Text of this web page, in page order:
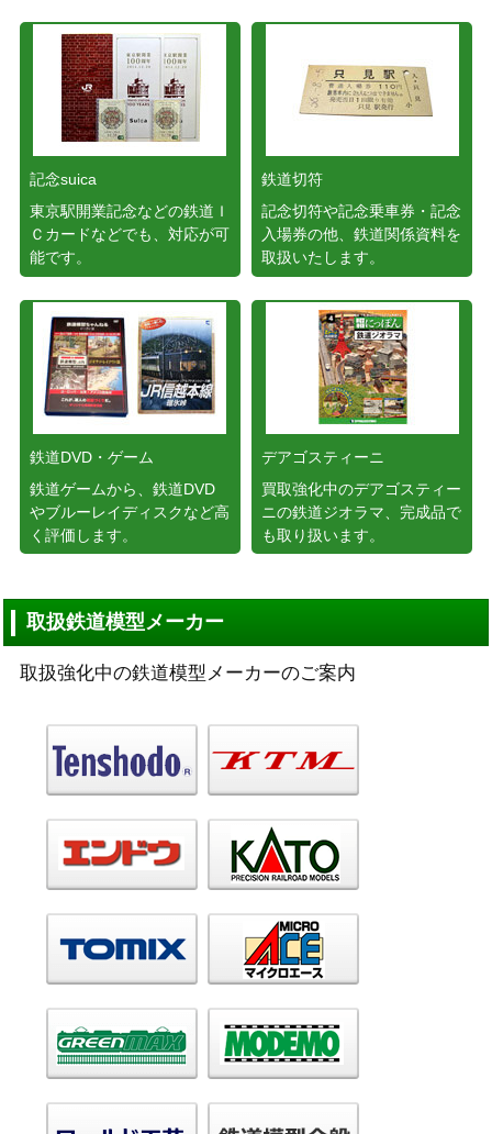
記念suica
東京駅開業記念などの鉄道Ｉ
Ｃカードなどでも、対応が可
能です。
鉄道切符
記念切符や記念乗車券・記念
入場券の他、鉄道関係資料を
取扱いたします。
鉄道DVD・ゲーム
鉄道ゲームから、鉄道DVD
やブルーレイディスクなど高
く評価します。
デアゴスティーニ
買取強化中のデアゴスティー
ニの鉄道ジオラマ、完成品で
も取り扱います。
取扱鉄道模型メーカー
取扱強化中の鉄道模型メーカーのご案内